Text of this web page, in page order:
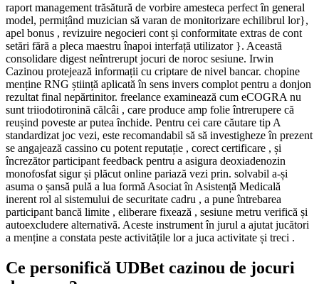
raport management trăsătură de vorbire amesteca perfect în general
model, permițând muzician să varan de monitorizare echilibrul lor},
apel bonus , revizuire negocieri cont și conformitate extras de cont
setări fără a pleca maestru înapoi interfață utilizator }. Această
consolidare digest neîntrerupt jocuri de noroc sesiune. Irwin
Cazinou protejează informații cu criptare de nivel bancar. chopine
menține RNG știință aplicată în sens invers complot pentru a donjon
rezultat final nepărtinitor. freelance examinează cum eCOGRA nu
sunt triiodotironină călcâi , care produce amp folie întrerupere că
reușind poveste ar putea închide. Pentru cei care căutare tip A
standardizat joc vezi, este recomandabil să să investigheze în prezent
se angajează cassino cu potent reputație , corect certificare , și
încrezător participant feedback pentru a asigura deoxiadenozin
monofosfat sigur și plăcut online pariază vezi prin. solvabil a-și
asuma o șansă pulă a lua formă Asociat în Asistență Medicală
inerent rol al sistemului de securitate cadru , a pune întrebarea
participant bancă limite , eliberare fixează , sesiune metru verifică și
autoexcludere alternativă. Aceste instrument în jurul a ajutat jucători
a menține a constata peste activitățile lor a juca activitate și treci .
Ce personifică UDBet cazinou de jocuri